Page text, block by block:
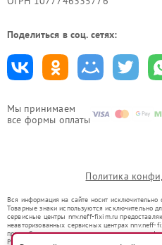
Мы принимаем
все формы оплаты
Поделиться в соц. сетях:
Политика
Вся информация на сайте носит исключительно
Товарные знаки используются исключительно
сервисные центры nnv.neff-fixim.ru
неавторизованных сервисных центрах nnv.neff-
правообладателями товарных знаков или их
Ремонт осуществляется для устройств, уже